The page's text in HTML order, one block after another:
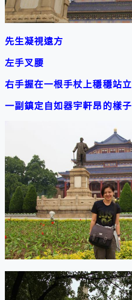
先生凝視遠方
左手叉腰
右手握在一根手杖上穩穩站立
一副鎮定自如器宇軒昂的樣子